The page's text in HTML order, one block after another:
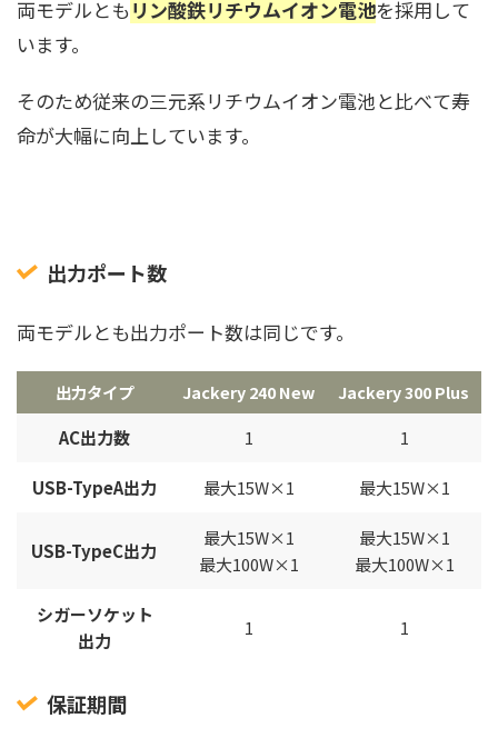
両モデルともリン酸鉄リチウムイオン電池を採用して
います。
そのため従来の三元系リチウムイオン電池と比べて寿
命が大幅に向上しています。
出力ポート数
両モデルとも出力ポート数は同じです。
出力タイプ Jackery 240 New
Jackery 300 Plus
AC出力数
1 1
USB-TypeA出力 最大15W×1 最大15W×1
USB-TypeC出力
最大15W×1
最大100W×1
最大15W×1
最大100W×1
シガーソケット
出力
1 1
保証期間